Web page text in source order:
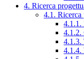
4. Ricerca
4.1. Ricerca
4.1.1.
4.1.2.
4.1.3.
4.1.4.